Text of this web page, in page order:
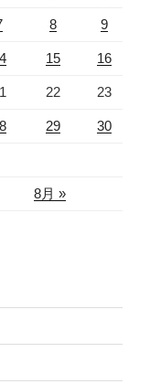
8月 »
8 9
15 16
22 23
29 30